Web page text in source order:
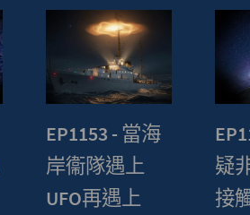
EP1153 - 當海
岸衞隊遇上
UFO再遇上
疑
接